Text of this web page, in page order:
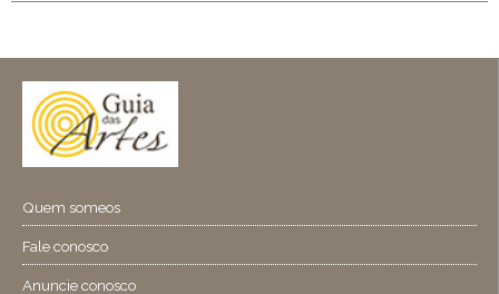
Quem someos
Fale conosco
Anuncie conosco